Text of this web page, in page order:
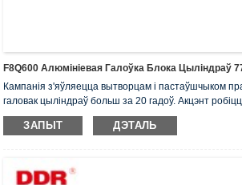
F8Q600 Алюмініевая Галоўка Блока Цыліндраў
Кампанія з'яўляецца вытворцам і пастаўшчыком
галовак цыліндраў больш за 20 гадоў. Акцэнт
абслугоўванні. Галоўкі цыліндраў маюць
цыліндраў з высокай герметычнасцю», «Працяглы
ЗАПЫТ ДЭТАЛЬ